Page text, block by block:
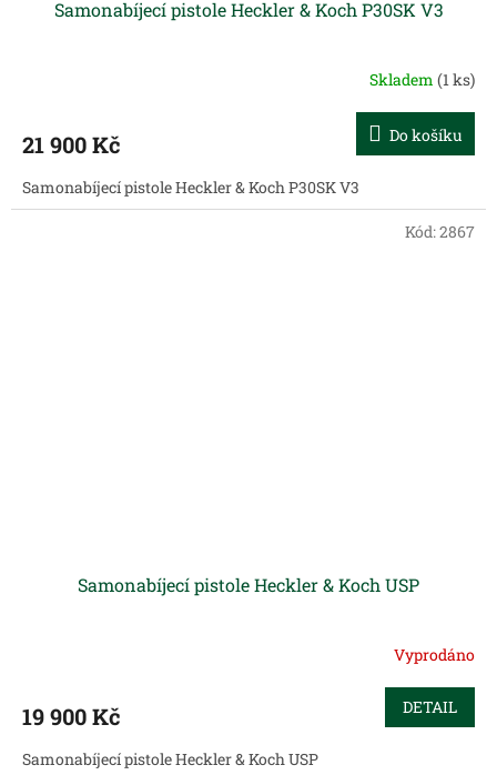
Samonabíjecí pistole Heckler & Koch P30SK V3
Skladem (1 ks)
21 900 Kč Do košíku
Samonabíjecí pistole Heckler & Koch P30SK V3
Samonabíjecí pistole Heckler & Koch USP
Vyprodáno
19 900 Kč DETAIL
Samonabíjecí pistole Heckler & Koch USP
Kód:2867